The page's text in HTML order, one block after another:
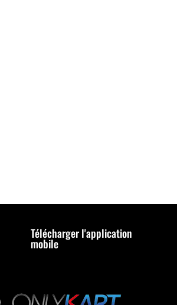
Télécharger l'application
mobile